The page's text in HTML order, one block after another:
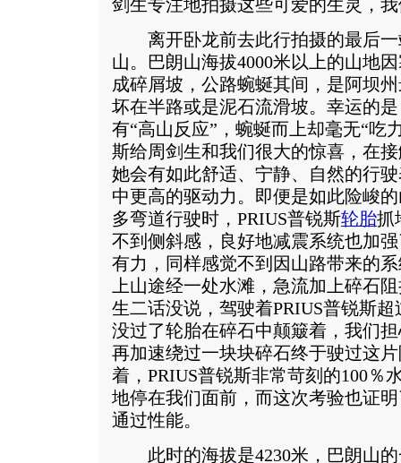
剑生专注地拍摄这些可爱的生灵，
离开卧龙前去此行拍摄的最后
山。巴朗山海拔4000米以上的山地
成碎屑坡，公路蜿蜒其间，是阿坝
坏在半路或是泥石流滑坡。幸运的
有“高山反应”，蜿蜒而上却毫无“吃
斯给周剑生和我们很大的惊喜，在
她会有如此舒适、宁静、自然的行
中更高的驱动力。即便是如此险峻
多弯道行驶时，PRIUS普锐斯轮胎抓
不到侧斜感，良好地减震系统也加
有力，同样感觉不到因山路带来的
上山途经一处水滩，急流加上碎石
生二话没说，驾驶着PRIUS普锐斯
没过了轮胎在碎石中颠簸着，我们
再加速绕过一块块碎石终于驶过这
着，PRIUS普锐斯非常苛刻的100％
地停在我们面前，而这次考验也证
通过性能。
此时的海拔是4230米，巴朗山